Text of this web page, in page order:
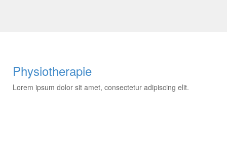
Physiotherapie
Lorem ipsum dolor sit amet, consectetur adipiscing elit.